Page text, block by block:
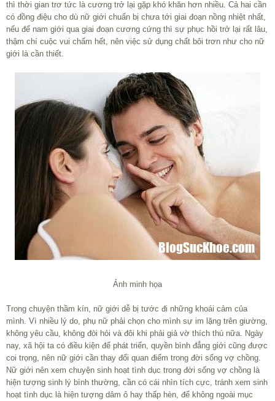
thì thời gian trơ tức là cương trở lại gặp khó khăn hơn nhiều. Cả hai cần
có đồng điệu cho dù nữ giới chuẩn bị chưa tới giai đoạn nồng nhiệt nhất,
nếu để nam giới qua giai đoạn cương cứng thì sự phục hồi trở lại rất lâu,
thậm chí cuộc vui chấm hết, nên việc sử dụng chất bôi trơn như cho nữ
giới là cần thiết.
Ảnh minh họa
Trong chuyện thầm kín, nữ giới dễ bị tước đi những khoái cảm của
mình. Vì nhiều lý do, phụ nữ phải chọn cho mình sự im lặng trên giường,
không yêu cầu, không đòi hỏi và đôi khi phải giả vờ thích thú nữa. Ngày
nay, xã hội ta có điều kiện để phát triển, quyền bình đẳng giới cũng được
coi trọng, nên nữ giới cần thay đổi quan điểm trong đời sống vợ chồng.
Nữ giới nên xem chuyện sinh hoạt tình dục trong đời sống vợ chồng là
hiện tượng sinh lý bình thường, cần có cái nhìn tích cực, tránh xem sinh
hoạt tình dục là hiện tượng dâm ô hay thấp hèn, để không ngoài mục